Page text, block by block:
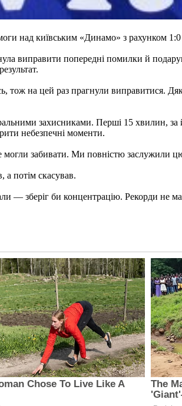
над київським «Динамо» з рахунком
виправити попередні помилки й
тож на цей раз прагнули
захисниками. Перші 15 хвилин,
небезпечні моменти.
забивати. Ми повністю заслужили
а потім скасував.
зберіг би концентрацію. Рекорди не